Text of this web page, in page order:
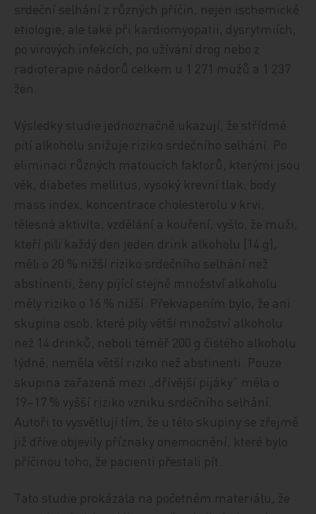
srdeční selhání z různých příčin, nejen ischemické
etiologie, ale také při kardiomyopatii, dysrytmiích,
po virových infekcích, po užívání drog nebo z
radioterapie nádorů celkem u 1 271 mužů a 1 237
žen.
Výsledky studie jednoznačně ukazují, že střídmé
pití alkoholu snižuje riziko srdečního selhání. Po
eliminaci různých matoucích faktorů, kterými jsou
věk, diabetes mellitus, vysoký krevní tlak, body
mass index, koncentrace cholesterolu v krvi,
tělesná aktivita, vzdělání a kouření, vyšlo, že muži,
kteří pili každý den jeden drink alkoholu (14 g),
měli o 20 % nižší riziko srdečního selhání než
abstinenti, ženy pijící stejné množství alkoholu
měly riziko o 16 % nižší. Překvapením bylo, že ani
skupina osob, které pily větší množství alkoholu
než 14 drinků, neboli téměř 200 g čistého alkoholu
týdně, neměla větší riziko než abstinenti. Pouze
skupina zařazená mezi „dřívější pijáky“ měla o
19–17 % vyšší riziko vzniku srdečního selhání.
Autoři to vysvětlují tím, že u této skupiny se zřejmě
již dříve objevily příznaky onemocnění, které bylo
příčinou toho, že pacienti přestali pít.
Tato studie prokázala na početném materiálu, že